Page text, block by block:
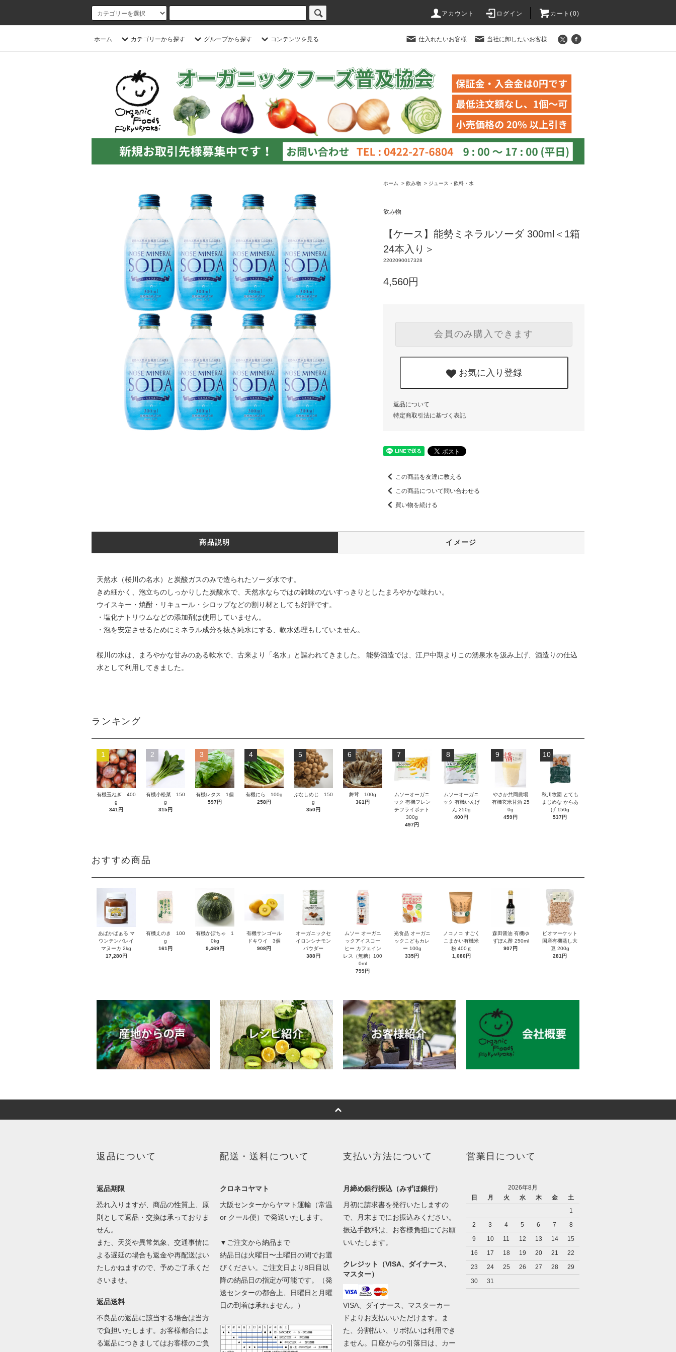
アカウント ログイン カート(0)
ホーム カテゴリーから探す グループから探す コンテンツを見る 仕入れたいお客様 当社に卸したいお客様
ホーム > 飲み物 > ジュース・飲料・水
飲み物
【ケース】能勢ミネラルソーダ 300ml＜1箱
24本入り＞
2202090017328
4,560円
会員のみ購入できます
お気に入り登録
返品について
特定商取引法に基づく表記
この商品を友達に教える
この商品について問い合わせる
買い物を続ける
商品説明 イメージ
天然水（桜川の名水）と炭酸ガスのみで造られたソーダ水です。
きめ細かく、泡立ちのしっかりした炭酸水で、天然水ならではの雑味のないすっきりとしたまろやかな味わい。
ウイスキー・焼酎・リキュール・シロップなどの割り材としても好評です。
・塩化ナトリウムなどの添加剤は使用していません。
・泡を安定させるためにミネラル成分を抜き純水にする、軟水処理もしていません。
桜川の水は、まろやかな甘みのある軟水で、古来より「名水」と謳われてきました。 能勢酒造では、江戸中期よりこの湧泉水を汲み上げ、酒造りの仕込
水として利用してきました。
ランキング
1
有機玉ねぎ 400
g
341円
2
有機小松菜 150
g
315円
3
有機レタス 1個
597円
4
有機にら 100g
258円
5
ぶなしめじ 150
g
350円
6
舞茸 100g
361円
7
ムソーオーガニ
ック 有機フレン
チフライポテト
300g
497円
8
ムソーオーガニ
ック 有機いんげ
ん 250g
400円
9
やさか共同農場
有機玄米甘酒 25
0g
459円
10
秋川牧園 とても
まじめな からあ
げ 150g
537円
おすすめ商品
あぱかばぁる マ
ウンテンバレイ
マヌーカ 2kg
17,280円
有機えのき 100
g
161円
有機かぼちゃ 1
0kg
9,469円
有機サンゴール
ドキウイ 3個
908円
オーガニックセ
イロンシナモン
パウダー
388円
ムソー オーガニ
ックアイスコー
ヒー カフェイン
レス（無糖）100
0ml
799円
光食品 オーガニ
ックこどもカレ
ー 100g
335円
ノコノコ すごく
こまかい有機米
粉 400ｇ
1,080円
森田醤油 有機ゆ
ずぽん酢 250ml
907円
ビオマーケット
国産有機蒸し大
豆 200g
281円
返品について
返品期限
恐れ入りますが、商品の性質上、原
則として返品・交換は承っておりま
せん。
また、天災や異常気象、交通事情に
よる遅延の場合も返金や再配送はい
たしかねますので、予めご了承くだ
さいませ。
返品送料
不良品の返品に該当する場合は当方
で負担いたします。お客様都合によ
る返品につきましてはお客様のご負
配送・送料について
クロネコヤマト
大阪センターからヤマト運輸（常温
or クール便）で発送いたします。
▼ご注文から納品まで
納品日は火曜日〜土曜日の間でお選
びください。ご注文日より8日目以
降の納品日の指定が可能です。（発
送センターの都合上、日曜日と月曜
日の到着は承れません。）
支払い方法について
月締め銀行振込（みずほ銀行）
月初に請求書を発行いたしますの
で、月末までにお振込みください。
振込手数料は、お客様負担にてお願
いいたします。
クレジット（VISA、ダイナース、
マスター）
VISA、ダイナース、マスターカー
ドよりお支払いいただけます。ま
た、分割払い、リボ払いは利用でき
ません。口座からの引落日は、カー
営業日について
2026年8月
日
月 火 水 木 金
土
1
2
3 4 5 6 7
8
9
10 11 12 13 14
15
16
17 18 19 20 21
22
23
24 25 26 27 28
29
30
31